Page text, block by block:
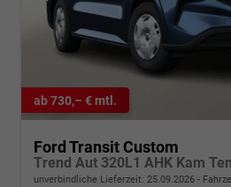
ab 730,– € mtl.
Ford Transit Custom
Trend Aut 320L1 AHK Kam
unverbindliche Lieferzeit: 25.09.2026